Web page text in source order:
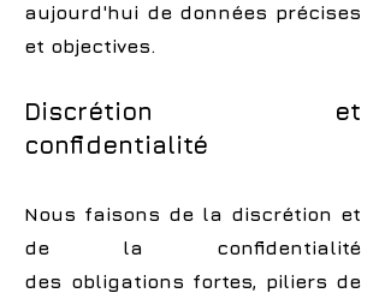
aujourd'hui de données précises
et objectives.
Discrétion et
confidentialité
Nous faisons de la discrétion et
de la confidentialité
des obligations fortes, piliers de